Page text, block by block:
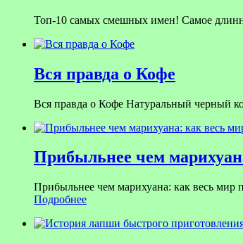
Топ-10 самых смешных имен! Самое
Вся правда о Кофе
Вся правда о Кофе Натуральный черный
Прибыльнее чем
Прибыльнее чем марихуана: как весь мир
Подробнее